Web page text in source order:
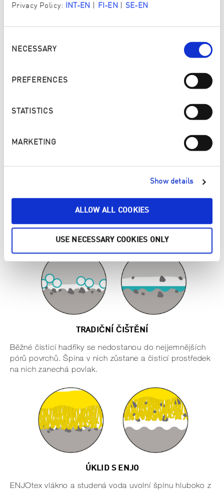
Privacy Policy: INT-EN FI-EN SE-EN
NECESSARY
PREFERENCES
STATISTICS
MARKETING
Show details
ALLOW ALL COOKIES
USE NECESSARY COOKIES ONLY
hygieničtější než běžné metody čištění.
I would like to activate content from YouTube, a platform of Google
device and that personal data can be transmitted to YouTube (also in
the USA). I can find more information in Google’s
.
6× ÚČINNĚJŠÍ NEŽ ÚKLID S
ČISTICÍMI PROSTŘEDKY
TRADIČNÍ ČIŠTĚNÍ
Běžné čisticí hadříky se nedostanou do nejjemnějších
pórů povrchů. Špína v nich zůstane a čisticí prostředek
na nich zanechá povlak.
ÚKLID S ENJO
ENJOtex vlákno a studená voda uvolní špínu hluboko z